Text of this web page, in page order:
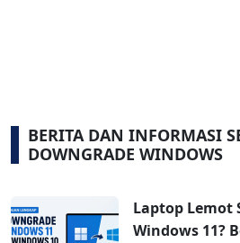
BERITA DAN INFORMASI
DOWNGRADE WINDOWS
Laptop Lemot
Windows 11?